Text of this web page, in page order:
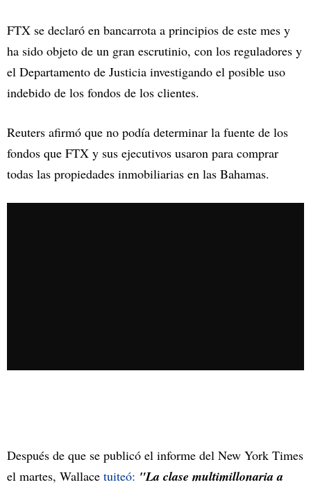
FTX se declaró en bancarrota a principios de este mes y
ha sido objeto de un gran escrutinio, con los reguladores y
el Departamento de Justicia investigando el posible uso
indebido de los fondos de los clientes.
Reuters afirmó que no podía determinar la fuente de los
fondos que FTX y sus ejecutivos usaron para comprar
todas las propiedades inmobiliarias en las Bahamas.
Después de que se publicó el informe del New York Times
el martes, Wallace tuiteó: "La clase multimillonaria a